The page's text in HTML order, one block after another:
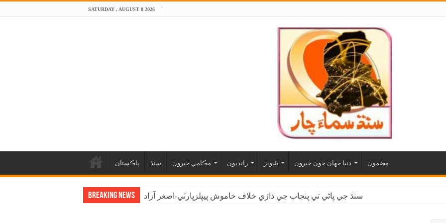
SATURDAY , AUGUST 8 2026
پاڪستان سنڌ مڪامي خبرون رانديون شوبز دنيا جهان جون خبرون مضمون
Breaking News سنڌ جي پاڻي تي پنجاب جي ڌاڙي خلاف خاموش پيپلزپارٽي-اصغر آزاد